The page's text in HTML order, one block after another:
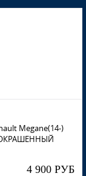
Megane(14-)
4 900 РУБ